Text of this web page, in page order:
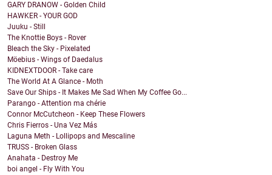
GARY DRANOW - Golden Child
HAWKER - YOUR GOD
Juuku - Still
The Knottie Boys - Rover
Bleach the Sky - Pixelated
Möebius - Wings of Daedalus
KIDNEXTDOOR - Take care
The World At A Glance - Moth
Save Our Ships - It Makes Me Sad When My Coffee Go...
Parango - Attention ma chérie
Connor McCutcheon - Keep These Flowers
Chris Fierros - Una Vez Más
Laguna Meth - Lollipops and Mescaline
TRUSS - Broken Glass
Anahata - Destroy Me
boi angel - Fly With You